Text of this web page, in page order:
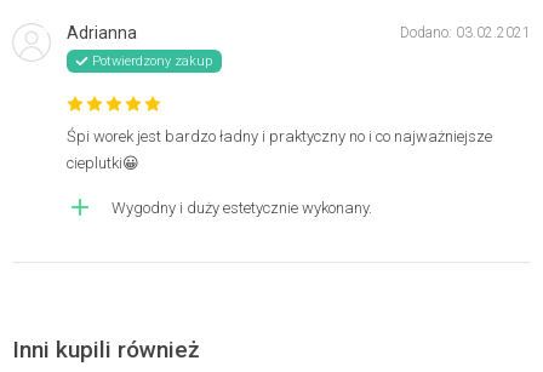
Adrianna Dodano: 03.02.2021
Potwierdzony zakup
Śpi worek jest bardzo ładny i praktyczny no i co najważniejsze
cieplutki😀
Wygodny i duży estetycznie wykonany.
Inni kupili również